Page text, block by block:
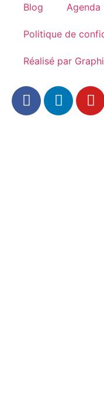
Blog Agenda
Politique de
Réalisé par